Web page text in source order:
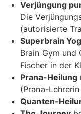
Verjüngung
Die
(autorisierte
Superbrain
Brain Gym und
Fischer in der
Prana-Heilung
(Prana-Lehrerin
Quanten-